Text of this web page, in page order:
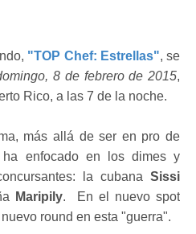
"TOP Chef: Estrellas", se
8 de febrero de 2015,
Rico, a las 7 de la noche.
más allá de ser en pro de
enfocado en los dimes y
la cubana Sissi
Maripily. En el nuevo spot
round en esta "guerra".